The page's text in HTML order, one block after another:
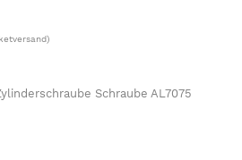
Schraube AL7075